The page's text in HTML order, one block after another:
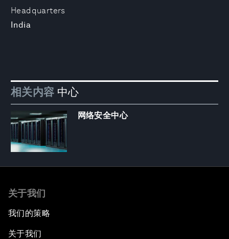
Headquarters
India
相关内容 中心
网络安全中心
关于我们
我们的策略
关于我们